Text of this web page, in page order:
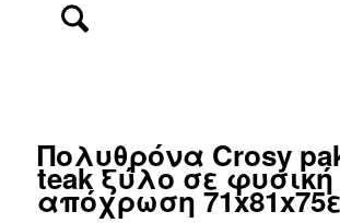
Πολυθρόνα Crosy
teak ξύλο σε φυσική
απόχρωση